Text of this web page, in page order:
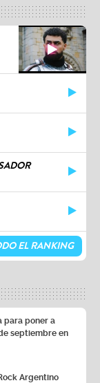
EL RANKING
para poner a
septiembre en
Argentino